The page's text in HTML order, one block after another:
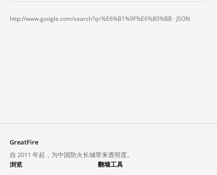
http://www.google.com/search?q=%E6%B1%9F%E6%80%BB · JSON
GreatFire
自 2011 年起，为中国防火长城带来透明度。
浏览
翻墙工具